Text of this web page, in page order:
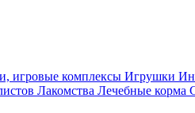
игровые комплексы Игрушки
Лакомства Лечебные корма